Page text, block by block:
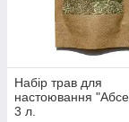
Набір трав для
настоювання
3 л.